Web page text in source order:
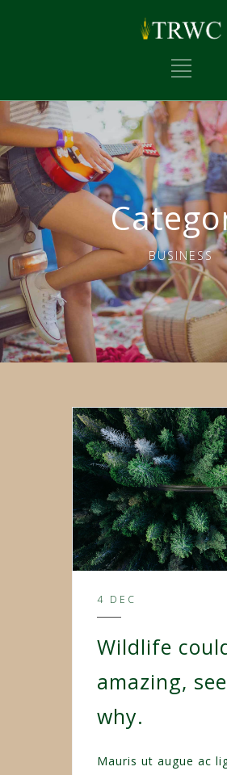
BUSINESS
4 DEC
Wildlife
amazing, see
why.
Mauris ut augue ac